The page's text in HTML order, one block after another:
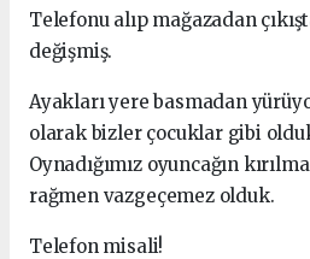
Telefonu alıp mağazadan
değişmiş.
Ayakları yere basmadan
olarak bizler çocuklar gibi
Oynadığımız oyuncağın
rağmen vazgeçemez olduk.
Telefon misali!